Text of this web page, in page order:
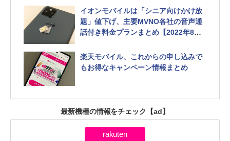
イオンモバイルは「シニア向けかけ放
題」値下げ、主要MVNO各社の音声通
話付き料金プランまとめ【2022年8月
楽天モバイル、これからの申し込みで
もお得なキャンペーン情報まとめ
最新機種の情報をチェック 【ad】
rakuten